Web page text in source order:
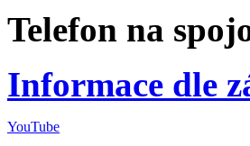
Telefon na
Informace dle
YouTube